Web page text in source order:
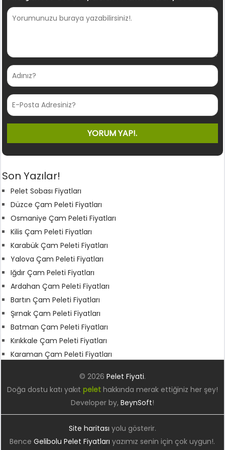
Son Yazılar!
Pelet Sobası Fiyatları
Düzce Çam Peleti Fiyatları
Osmaniye Çam Peleti Fiyatları
Kilis Çam Peleti Fiyatları
Karabük Çam Peleti Fiyatları
Yalova Çam Peleti Fiyatları
Iğdır Çam Peleti Fiyatları
Ardahan Çam Peleti Fiyatları
Bartın Çam Peleti Fiyatları
Şırnak Çam Peleti Fiyatları
Batman Çam Peleti Fiyatları
Kırıkkale Çam Peleti Fiyatları
Karaman Çam Peleti Fiyatları
© 2026 Pelet Fiyati.
Doğa dostu katı yakıt pelethakkında merak ettiğiniz her şey!
Developer by, BeynSoft!
Site haritası yolu gösterir.
BenceGelibolu Pelet Fiyatları yazımız senin için çok uygun!.